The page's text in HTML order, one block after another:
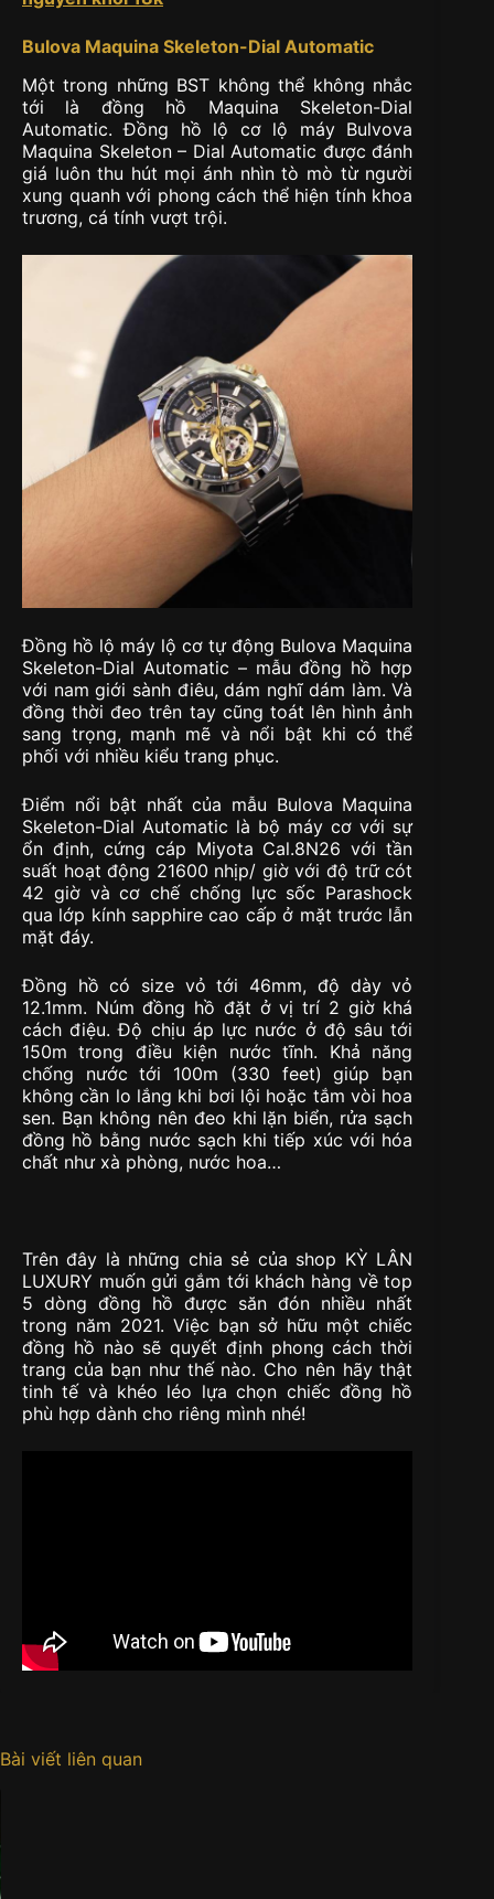
Bulova Maquina Skeleton-Dial Automatic
Một trong những BST không thể không nhắc
tới là đồng hồ Maquina Skeleton-Dial
Automatic. Đồng hồ lộ cơ lộ máy Bulvova
Maquina Skeleton – Dial Automatic được đánh
giá luôn thu hút mọi ánh nhìn tò mò từ người
xung quanh với phong cách thể hiện tính khoa
trương, cá tính vượt trội.
Đồng hồ lộ máy lộ cơ tự động Bulova Maquina
Skeleton-Dial Automatic – mẫu đồng hồ hợp
với nam giới sành điêu, dám nghĩ dám làm. Và
đồng thời đeo trên tay cũng toát lên hình ảnh
sang trọng, mạnh mẽ và nổi bật khi có thể
phối với nhiều kiểu trang phục.
Điểm nổi bật nhất của mẫu Bulova Maquina
Skeleton-Dial Automatic là bộ máy cơ với sự
ổn định, cứng cáp Miyota Cal.8N26 với tần
suất hoạt động 21600 nhịp/ giờ với độ trữ cót
42 giờ và cơ chế chống lực sốc Parashock
qua lớp kính sapphire cao cấp ở mặt trước lẫn
mặt đáy.
Đồng hồ có size vỏ tới 46mm, độ dày vỏ
12.1mm. Núm đồng hồ đặt ở vị trí 2 giờ khá
cách điệu. Độ chịu áp lực nước ở độ sâu tới
150m trong điều kiện nước tĩnh. Khả năng
chống nước tới 100m (330 feet) giúp bạn
không cần lo lắng khi bơi lội hoặc tắm vòi hoa
sen. Bạn không nên đeo khi lặn biển, rửa sạch
đồng hồ bằng nước sạch khi tiếp xúc với hóa
chất như xà phòng, nước hoa…
Trên đây là những chia sẻ của shop KỲ LÂN
LUXURY muốn gửi gắm tới khách hàng về top
5 dòng đồng hồ được săn đón nhiều nhất
trong năm 2021. Việc bạn sở hữu một chiếc
đồng hồ nào sẽ quyết định phong cách thời
trang của bạn như thế nào. Cho nên hãy thật
tinh tế và khéo léo lựa chọn chiếc đồng hồ
phù hợp dành cho riêng mình nhé!
Bài viết liên quan